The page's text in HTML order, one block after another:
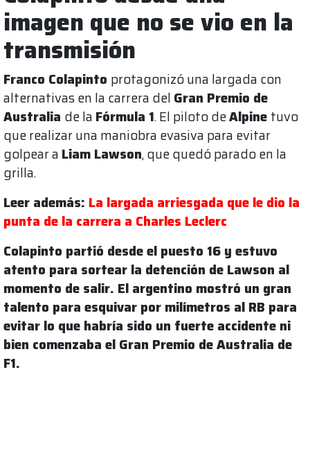
imagen que no se vio en la
transmisión
Franco Colapinto protagonizó una largada con
alternativas en la carrera del Gran Premio de
Australia de la Fórmula 1. El piloto deAlpine tuvo
que realizar una maniobra evasiva para evitar
golpear a Liam Lawson, que quedó parado en la
grilla.
Leer además: La largada arriesgada que le dio la
punta de la carrera a Charles Leclerc
Colapinto partió desde el puesto 16 y estuvo
atento para sortear la detención de Lawson al
momento de salir. El argentino mostró un gran
talento para esquivar por milímetros al RB para
evitar lo que habría sido un fuerte accidente ni
bien comenzaba el Gran Premio de Australia de
F1.